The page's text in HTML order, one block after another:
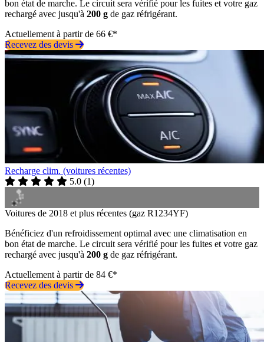
bon état de marche. Le circuit sera vérifié pour les fuites et votre gaz
rechargé avec jusqu'à 200 g de gaz réfrigérant.
Actuellement à partir de 66 €*
Recevez des devis
Recharge clim. (voitures récentes)
5.0 (1)
Voitures de 2018 et plus récentes (gaz R1234YF)
Bénéficiez d'un refroidissement optimal avec une climatisation en
bon état de marche. Le circuit sera vérifié pour les fuites et votre gaz
rechargé avec jusqu'à 200 g de gaz réfrigérant.
Actuellement à partir de 84 €*
Recevez des devis